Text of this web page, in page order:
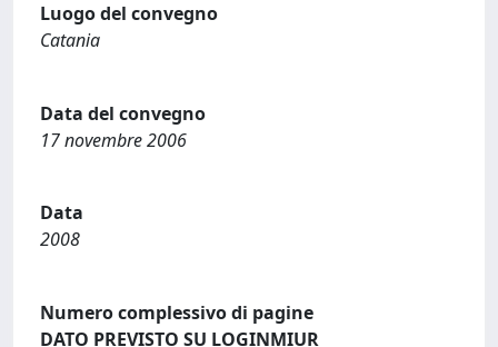
Luogo del convegno
Catania
Data del convegno
17 novembre 2006
Data
2008
Numero complessivo di pagine
DATO PREVISTO SU LOGINMIUR